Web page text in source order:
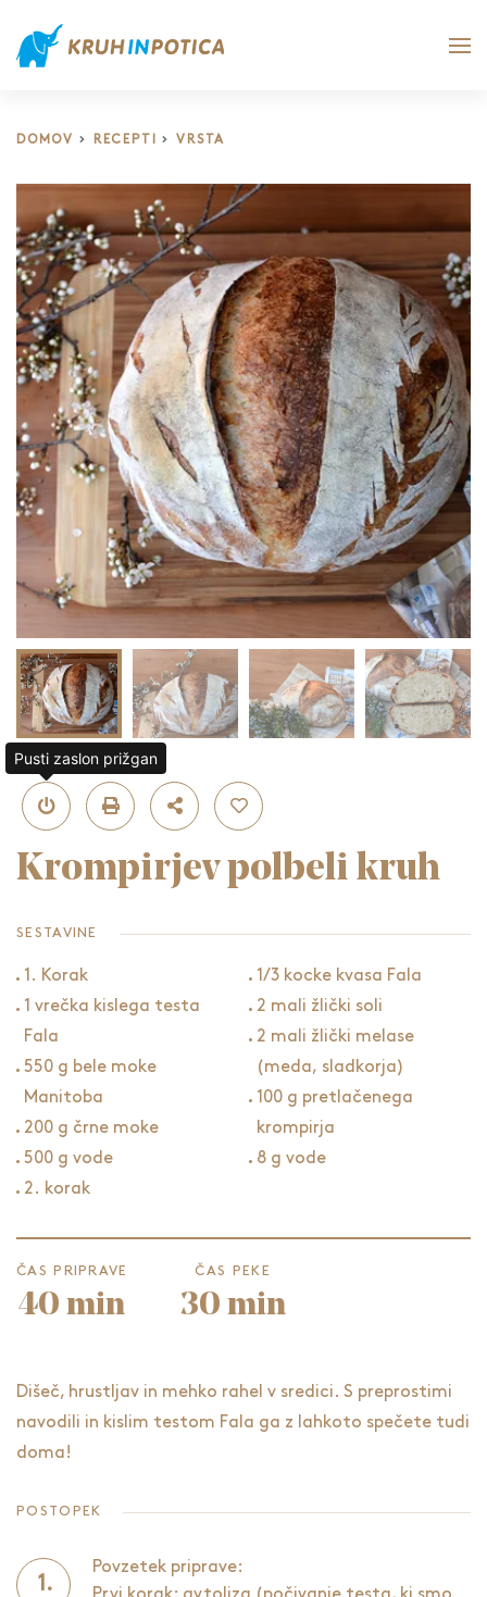
DOMOV RECEPTI VRSTA
Krompirjev polbeli kruh
SESTAVINE
1. Korak
1 vrečka kislega testa
Fala
550 g bele moke
Manitoba
200 g črne moke
500 g vode
2. korak
1/3 kocke kvasa Fala
2 mali žlički soli
2 mali žlički melase
(meda, sladkorja)
100 g pretlačenega
krompirja
8 g vode
ČAS PRIPRAVE
40 min
ČAS PEKE
30 min
Dišeč, hrustljav in mehko rahel v sredici. S preprostimi
navodili in kislim testom Fala ga z lahkoto spečete tudi
doma!
POSTOPEK
Povzetek priprave:
Pusti zaslon prižgan